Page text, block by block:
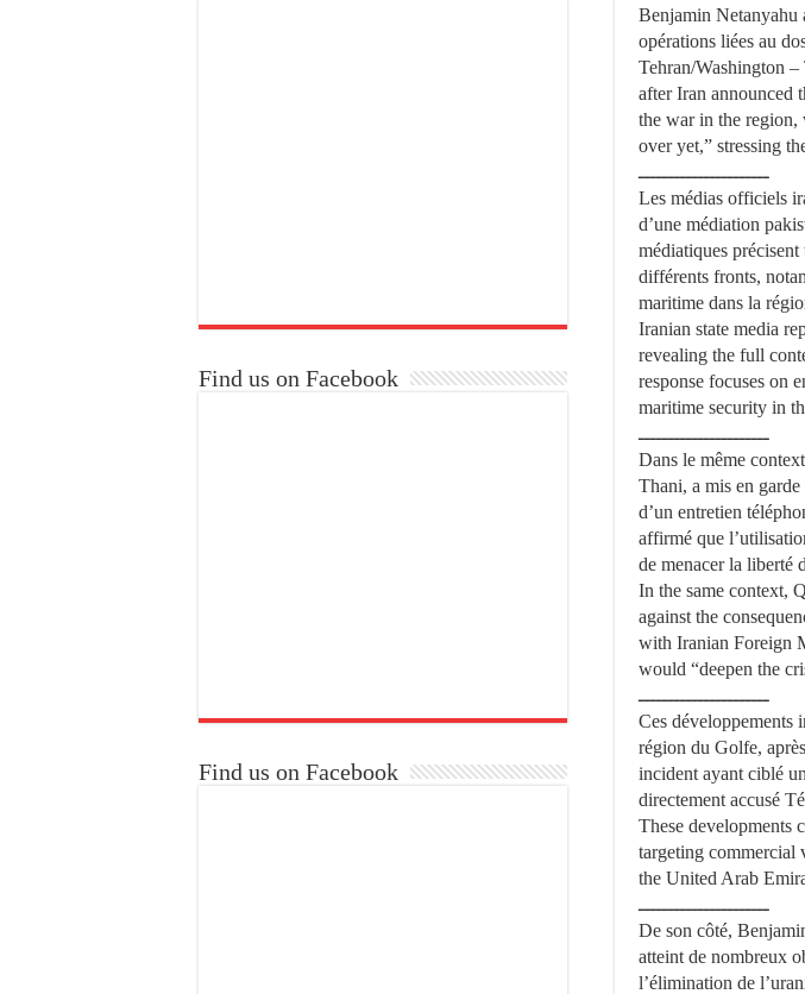
Benjamin Netanyahu
opérations liées au
Tehran/Washington –
after Iran announced
the war in the region,
over yet,” stressing
ــــــــــــــــــــــ
Les médias officiels
d’une médiation
médiatiques
différents fronts,
maritime dans la
Iranian state media
revealing the full
response focuses on
maritime security in
ــــــــــــــــــــــ
Dans le même
Thani, a mis en
d’un entretien
affirmé que
de menacer la liberté
In the same context,
against the
with Iranian Foreign
would “deepen the
ــــــــــــــــــــــ
Ces développements
région du Golfe,
incident ayant ciblé
directement accusé
These developments
targeting commercial
the United Arab
ــــــــــــــــــــــ
De son côté,
atteint de nombreux
l’élimination de
Find us on Facebook
Find us on Facebook